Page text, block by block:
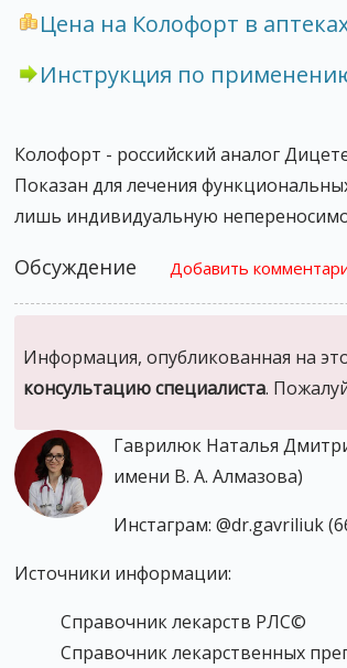
Цена на Колофорт в
Инструкция по
Колофорт - российский аналог
Показан для лечения
лишь индивидуальную
Обсуждение Добавить
Информация, опубликованная на
консультацию специалиста.
Гаврилюк Наталья
имени В. А. Алмазова)
Инстаграм: @dr.gavriliuk
Источники информации:
Справочник лекарств РЛС©
Справочник лекарственных